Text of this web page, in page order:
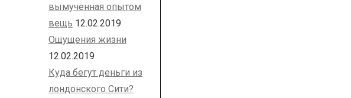
вымученная опытом
вещь 12.02.2019
Ощущения жизни
12.02.2019
Куда бегут деньги из
лондонского Сити?